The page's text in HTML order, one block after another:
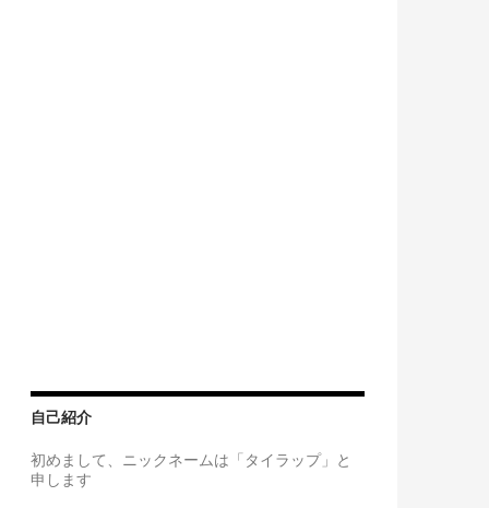
自己紹介
初めまして、ニックネームは「タイラップ」と
申します